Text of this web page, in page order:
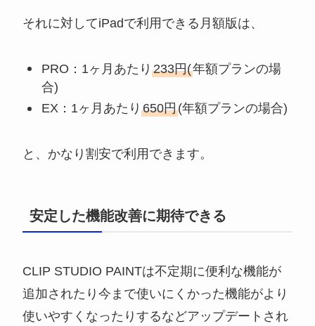
それに対してiPadで利用できる月額版は、
PRO：1ヶ月あたり233円(年額プランの場
合)
EX：1ヶ月あたり650円(年額プランの場合)
と、かなり割安で利用できます。
安定した機能改善に期待できる
CLIP STUDIO PAINTは不定期に便利な機能が
追加されたり今まで使いにくかった機能がより
使いやすくなったりするなどアップデートされ